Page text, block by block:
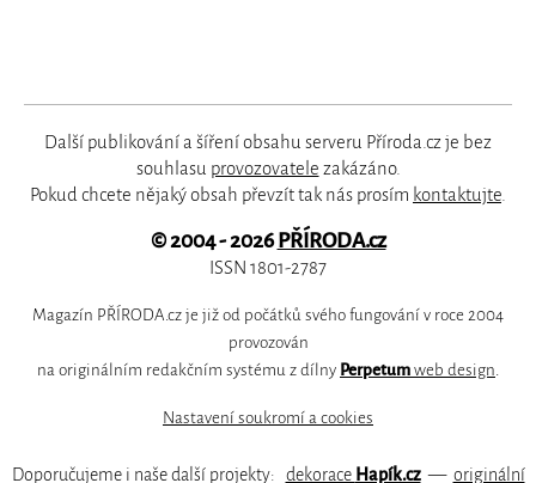
Další publikování a šíření obsahu serveru Příroda.cz je bez
souhlasu provozovatele zakázáno.
Pokud chcete nějaký obsah převzít tak nás prosím kontaktujte.
© 2004 - 2026PŘÍRODA.cz
ISSN 1801-2787
Magazín PŘÍRODA.cz je již od počátků svého fungování v roce 2004
provozován
na originálním redakčním systému z dílny Perpetum web design
Nastavení soukromí a cookies
Doporučujeme i naše další projekty: dekorace Hapík.cz— originální